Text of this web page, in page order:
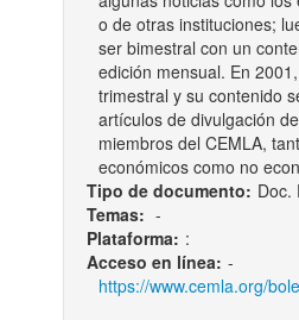
o de otras instituciones;
ser bimestral con un
edición mensual. En
trimestral y su contenido
artículos de divulgación
miembros del CEMLA,
económicos como no
Tipo de documento: Doc.
Temas: -
Plataforma: :
Acceso en línea: -
https://www.cemla.org/